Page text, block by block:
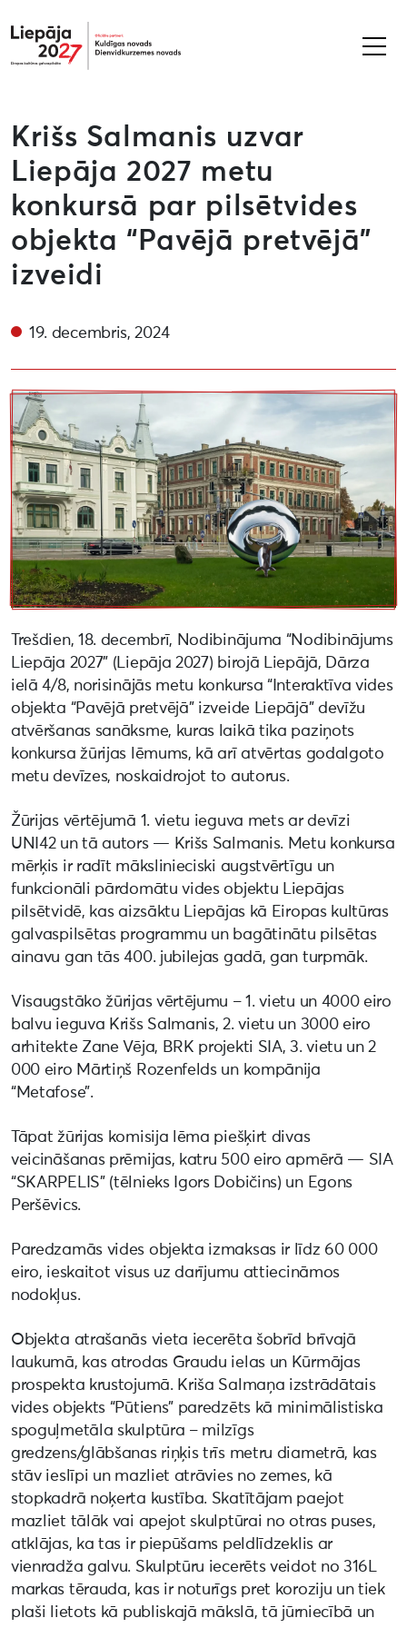
Liepāja2027
Krišs Salmanis uzvar
Liepāja 2027 metu
konkursā par pilsētvides
objekta “Pavējā pretvējā”
izveidi
19. decembris, 2024
Trešdien, 18. decembrī, Nodibinājuma “Nodibinājums
Liepāja 2027” (Liepāja 2027) birojā Liepājā, Dārza
ielā 4/8, norisinājās metu konkursa “Interaktīva vides
objekta “Pavējā pretvējā” izveide Liepājā” devīžu
atvēršanas sanāksme, kuras laikā tika paziņots
konkursa žūrijas lēmums, kā arī atvērtas godalgoto
metu devīzes, noskaidrojot to autorus.
Žūrijas vērtējumā 1. vietu ieguva mets ar devīzi
UNI42 un tā autors — Krišs Salmanis. Metu konkursa
mērķis ir radīt mākslinieciski augstvērtīgu un
funkcionāli pārdomātu vides objektu Liepājas
pilsētvidē, kas aizsāktu Liepājas kā Eiropas kultūras
galvaspilsētas programmu un bagātinātu pilsētas
ainavu gan tās 400. jubilejas gadā, gan turpmāk.
Visaugstāko žūrijas vērtējumu – 1. vietu un 4000 eiro
balvu ieguva Krišs Salmanis, 2. vietu un 3000 eiro
arhitekte Zane Vēja, BRK projekti SIA, 3. vietu un 2
000 eiro Mārtiņš Rozenfelds un kompānija
“Metafose”.
Tāpat žūrijas komisija lēma piešķirt divas
veicināšanas prēmijas, katru 500 eiro apmērā — SIA
“SKARPELIS” (tēlnieks Igors Dobičins) un Egons
Peršēvics.
Paredzamās vides objekta izmaksas ir līdz 60 000
eiro, ieskaitot visus uz darījumu attiecināmos
nodokļus.
Objekta atrašanās vieta iecerēta šobrīd brīvajā
laukumā, kas atrodas Graudu ielas un Kūrmājas
prospekta krustojumā. Kriša Salmaņa izstrādātais
vides objekts “Pūtiens” paredzēts kā minimālistiska
spoguļmetāla skulptūra – milzīgs
gredzens/glābšanas riņķis trīs metru diametrā, kas
stāv ieslīpi un mazliet atrāvies no zemes, kā
stopkadrā noķerta kustība. Skatītājam paejot
mazliet tālāk vai apejot skulptūrai no otras puses,
atklājas, ka tas ir piepūšams peldlīdzeklis ar
vienradža galvu. Skulptūru iecerēts veidot no 316L
markas tērauda, kas ir noturīgs pret koroziju un tiek
plaši lietots kā publiskajā mākslā, tā jūrniecībā un